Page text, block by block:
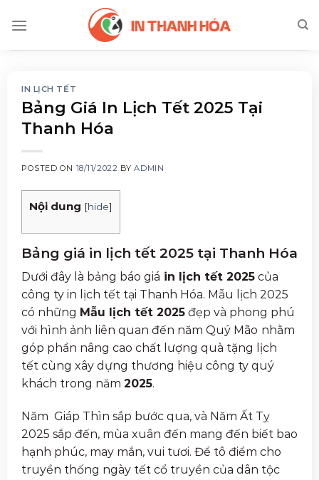
IN LỊCH TẾT
Bảng Giá In Lịch Tết 2025 Tại
Thanh Hóa
POSTED ON 18/11/2022 BYADMIN
Nội dung [hide]
Bảng giá in lịch tết 2025 tại Thanh Hóa
Dưới đây là bảng báo giá in lịch tết 2025 của
công ty in lịch tết tại Thanh Hóa. Mẫu lịch 2025
có những Mẫu lịch tết 2025 đẹp và phong phú
với hình ảnh liên quan đến năm Quý Mão nhằm
góp phần nâng cao chất lượng quà tặng lịch
tết cùng xây dựng thương hiệu công ty quý
khách trong năm 2025.
Năm Giáp Thìn sắp bước qua, và Năm Ất Tỵ
2025 sắp đến, mùa xuân đến mang đến biết bao
hạnh phúc, may mắn, vui tươi. Để tô điểm cho
truyền thống ngày tết cổ truyền của dân tộc